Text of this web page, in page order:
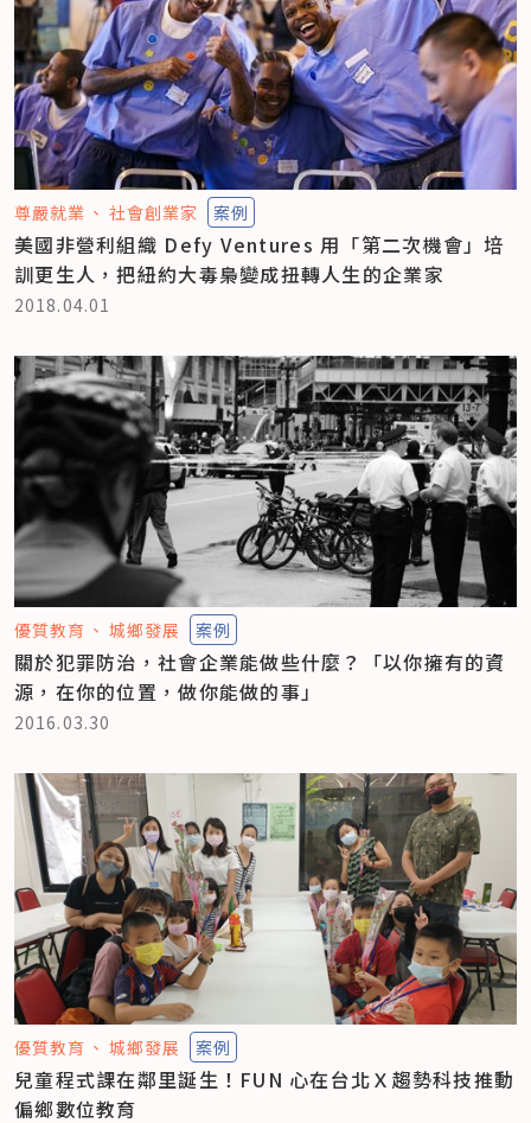
尊嚴就業 社會創業家 案例
美國非營利組織 Defy Ventures 用「第二次機會」培
訓更生人，把紐約大毒梟變成扭轉人生的企業家
2018.04.01
優質教育 城鄉發展 案例
關於犯罪防治，社會企業能做些什麼？「以你擁有的資
源，在你的位置，做你能做的事」
2016.03.30
優質教育 城鄉發展 案例
兒童程式課在鄰里誕生！FUN 心在台北Ｘ趨勢科技推動
偏鄉數位教育